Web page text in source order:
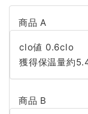
商品 A
clo値 0.6clo
獲得保温量約
商品 B